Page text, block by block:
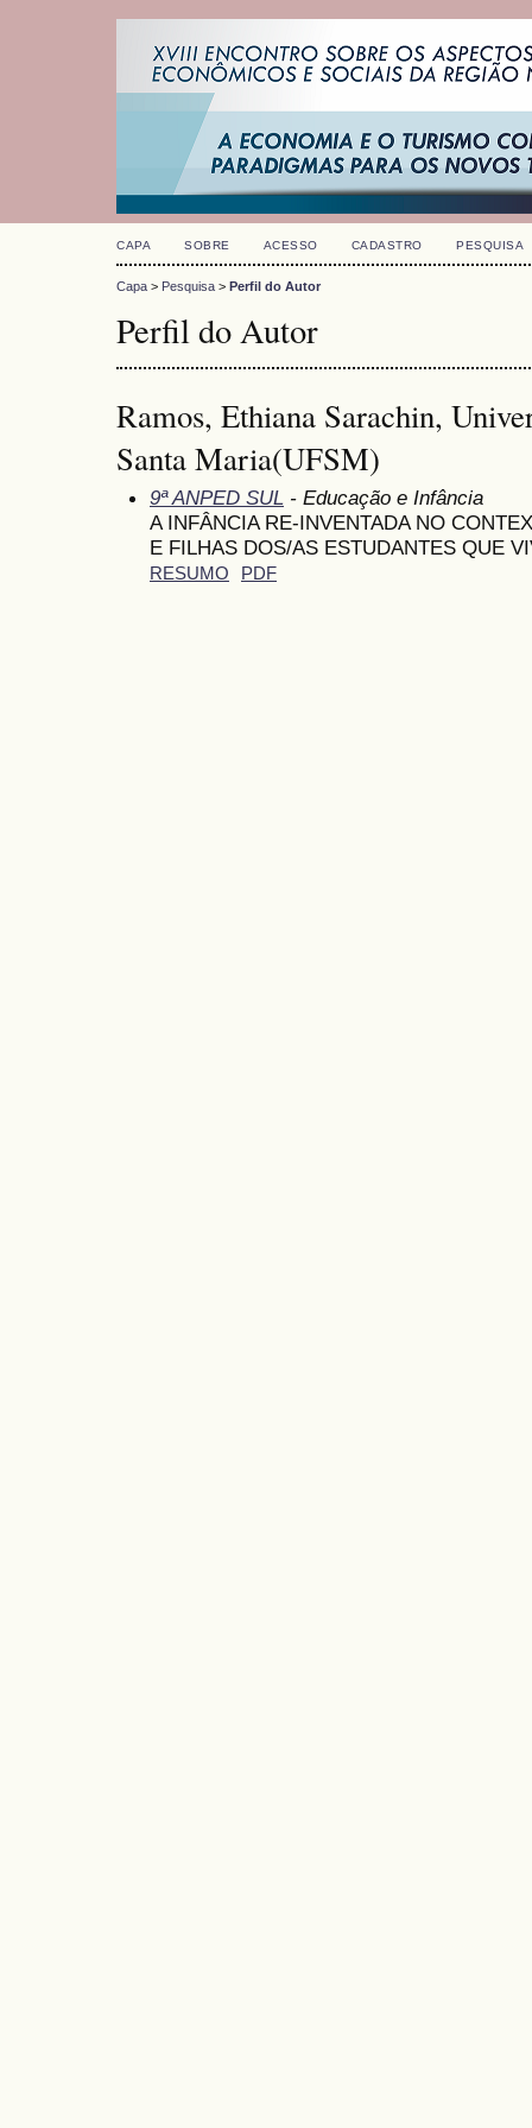
CAPA SOBRE ACESSO CADASTRO PESQUISA
Capa > Pesquisa > Perfil do Autor
Perfil do Autor
Ramos, Ethiana Sarachin,
Santa Maria(UFSM)
9ª ANPED SUL - Educação e Infância
A INFÂNCIA RE-INVENTADA NO
E FILHAS DOS/AS ESTUDANTES QUE
RESUMO PDF